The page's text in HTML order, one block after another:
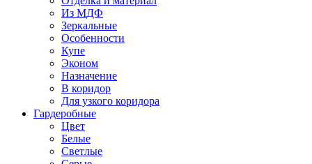
Из МДФ
Зеркальные
Особенности
Купе
Эконом
Назначение
В коридор
Для узкого коридора
Гардеробные
Цвет
Белые
Светлые